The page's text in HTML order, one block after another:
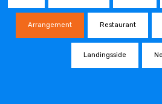
Arrangement Restaurant
Landingsside